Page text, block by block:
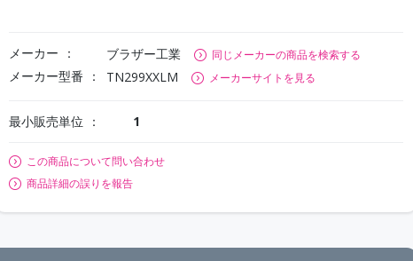
メーカー ブラザー工業 同じメーカーの商品を検索する
メーカー型番 TN299XXLM メーカーサイトを見る
最小販売単位 1
この商品について問い合わせ
商品詳細の誤りを報告